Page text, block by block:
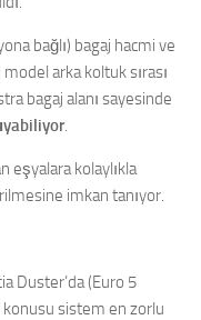
bağlı) bagaj hacmi ve
arka koltuk sırası
bagaj alanı sayesinde
.
eşyalara kolaylıkla
imkan tanıyor.
Duster’da (Euro 5
sistem en zorlu